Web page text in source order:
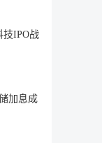
技IPO战
加息成